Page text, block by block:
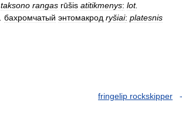
taksono rangas rūšis atitikmenys: lot.
бахромчатый энтомакрод ryšiai: platesnis
fringelip rockskipper